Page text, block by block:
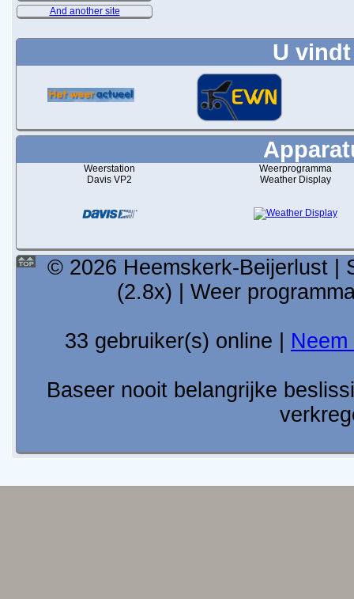
And another site
U
Weerstation
Davis VP2
Weerprogramma
Weather Display
© 2026 Heemskerk-Beijerlust |
(2.8x) | Weer
33 gebruiker(s) online |
Baseer nooit belangrijke